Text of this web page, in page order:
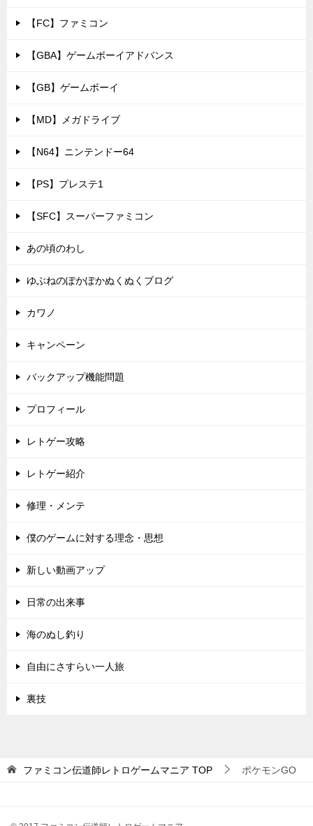
【FC】ファミコン
【GBA】ゲームボーイアドバンス
【GB】ゲームボーイ
【MD】メガドライブ
【N64】ニンテンドー64
【PS】プレステ1
【SFC】スーパーファミコン
あの頃のわし
ゆぶねのぽかぽかぬくぬくブログ
カワノ
キャンペーン
バックアップ機能問題
プロフィール
レトゲー攻略
レトゲー紹介
修理・メンテ
僕のゲームに対する理念・思想
新しい動画アップ
日常の出来事
海のぬし釣り
自由にさすらい一人旅
裏技
ファミコン伝道師レトロゲームマニア TOP ポケモンGO